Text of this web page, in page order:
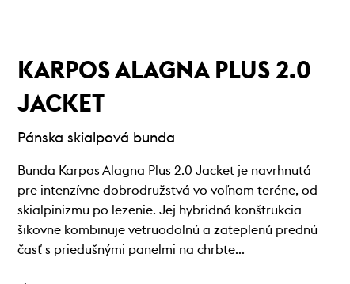
KARPOS ALAGNA PLUS 2.0
JACKET
Pánska skialpová bunda
Bunda Karpos Alagna Plus 2.0 Jacket je navrhnutá
pre intenzívne dobrodružstvá vo voľnom teréne, od
skialpinizmu po lezenie. Jej hybridná konštrukcia
šikovne kombinuje vetruodolnú a zateplenú prednú
časť s priedušnými panelmi na chrbte…